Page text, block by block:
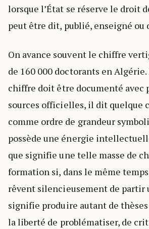
lorsque l’État se réserve le droit
peut être dit, publié, enseigné ou
On avance souvent le chiffre
de 160 000 doctorants en
chiffre doit être documenté avec
sources officielles, il dit quelque
comme ordre de grandeur
possède une énergie
que signifie une telle masse de
formation si, dans le même
rêvent silencieusement de partir
signifie produire autant de thèses
la liberté de problématiser, de